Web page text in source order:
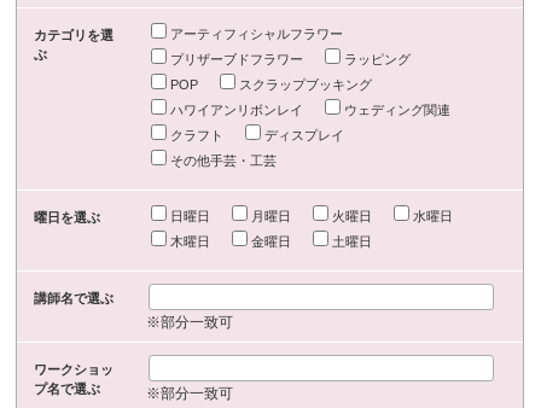
カテゴリを選
ぶ
アーティフィシャルフラワー
プリザーブドフラワー
ラッピング
POP
スクラップブッキング
ハワイアンリボンレイ
ウェディング関連
クラフト
ディスプレイ
その他手芸・工芸
曜日を選ぶ 日曜日 月曜日 火曜日
水曜日
木曜日
金曜日 土曜日
講師名で選ぶ
※部分一致可
ワークショッ
プ名で選ぶ
※部分一致可